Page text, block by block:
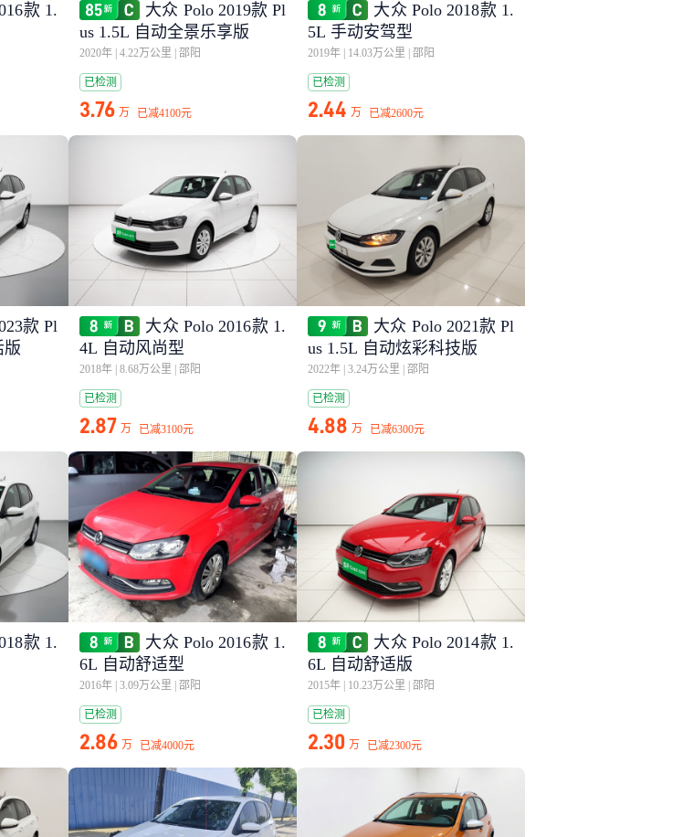
款 1.
大众 Polo 2019款 Pl
us 1.5L 自动全景乐享版
2020年 4.22万公里 邵阳
已检测
3.76 万 已减4100元
大众 Polo 2018款 1.
5L 手动安驾型
2019年 14.03万公里 邵阳
已检测
2.44 万 已减2600元
款 Pl
版
大众 Polo 2016款 1.
4L 自动风尚型
2018年 8.68万公里 邵阳
已检测
2.87 万 已减3100元
大众 Polo 2021款 Pl
us 1.5L 自动炫彩科技版
2022年 3.24万公里 邵阳
已检测
4.88 万 已减6300元
款 1.
大众 Polo 2016款 1.
6L 自动舒适型
2016年 3.09万公里 邵阳
已检测
2.86 万 已减4000元
大众 Polo 2014款 1.
6L 自动舒适版
2015年 10.23万公里 邵阳
已检测
2.30 万 已减2300元